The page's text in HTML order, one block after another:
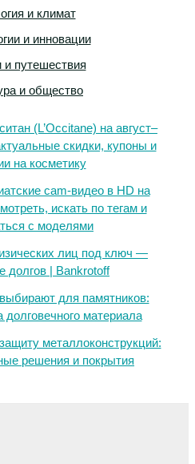
и климат
и инновации
и путешествия
и общество
(L’Occitane) на август–
скидки, купоны и
на косметику
cam-видео в HD на
искать по тегам и
с моделями
лиц под ключ —
долгов | Bankrotoff
для памятников:
материала
металлоконструкций:
решения и покрытия